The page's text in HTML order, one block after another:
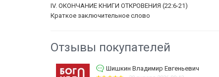
IV. ОКОНЧАНИЕ КНИГИ ОТКРОВЕНИЯ (22:6-21)
Краткое заключительное слово
Отзывы покупателей
Шишкин Владимир Евгеньевич